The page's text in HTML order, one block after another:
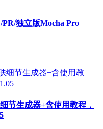
独立版Mocha Pro
节生成器+含使用教程，